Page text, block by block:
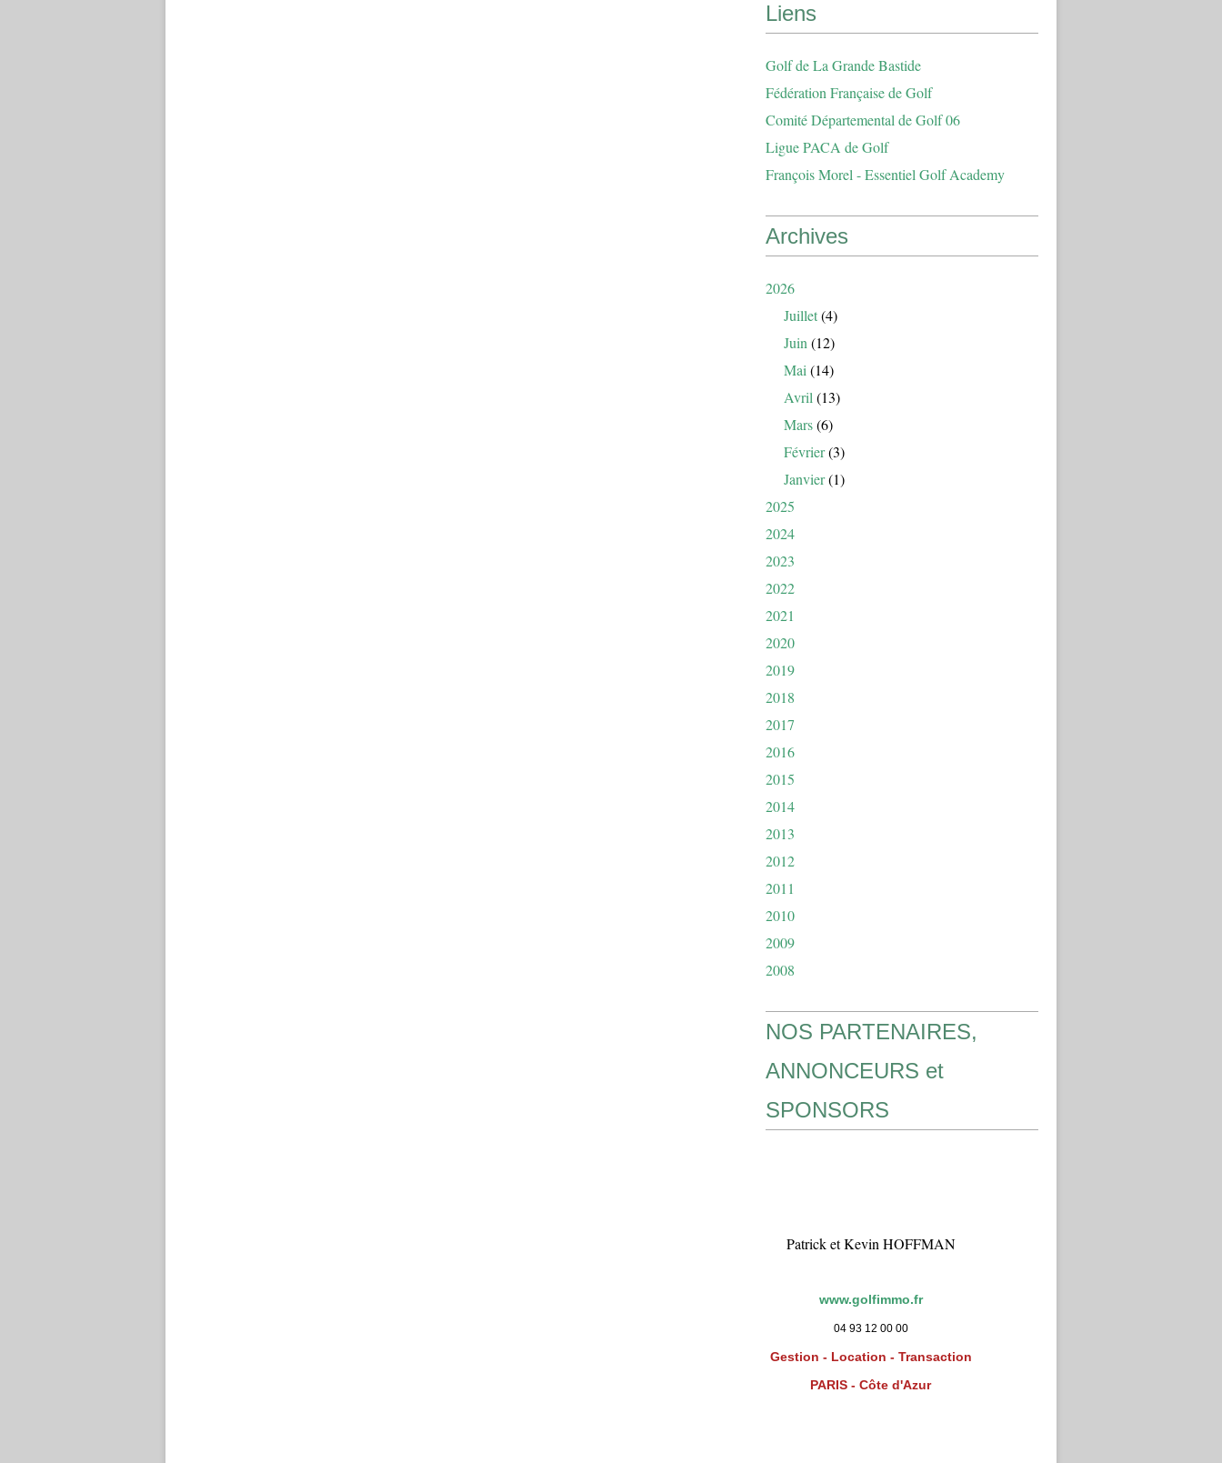
Liens
Golf de La Grande Bastide
Fédération Française de Golf
Comité Départemental de Golf 06
Ligue PACA de Golf
François Morel - Essentiel Golf Academy
Archives
2026
Juillet(4)
Juin (12)
Mai (14)
Avril (13)
Mars(6)
Février(3)
Janvier(1)
2025
2024
2023
2022
2021
2020
2019
2018
2017
2016
2015
2014
2013
2012
2011
2010
2009
2008
NOS PARTENAIRES,
ANNONCEURS et
SPONSORS
Patrick et Kevin HOFFMAN
www.golfimmo.fr
04 93 12 00 00
Gestion - Location - Transaction
PARIS - Côte d'Azur